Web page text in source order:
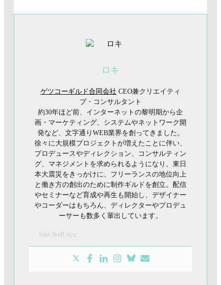
ロキ
ゲツコーギルド合同会社 CEO兼クリエイティ
ブ・コンサルタント
約30年ほど前、インターネットの黎明期から企
画・マーケティング、システムやネットワーク開
発など、文字通りWEB業界を創ってきました。
徐々に大規模プロジェクトが増えたことに伴い、
プロデュースやディレクション、コンサルティン
グ、マネジメントを求められるようになり、東日
本大震災をきっかけに、フリーランスの地位向上
と働き方の創出のために制作ギルドを創立。配信
やセミナーなど育成や再生も開始し、デザイナー
やコーダーはもちろん、ディレクターやプロデュ
ーサーも数多く輩出しています。
loki.9re8.xyz